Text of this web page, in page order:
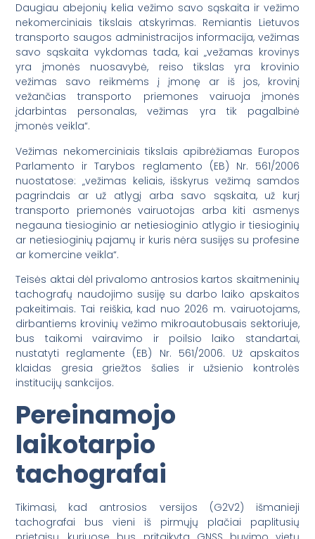
Daugiau abejonių kelia vežimo savo sąskaita ir vežimo
nekomerciniais tikslais atskyrimas. Remiantis Lietuvos
transporto saugos administracijos informacija, vežimas
savo sąskaita vykdomas tada, kai „vežamas krovinys
yra įmonės nuosavybė, reiso tikslas yra krovinio
vežimas savo reikmėms į įmonę ar iš jos, krovinį
vežančias transporto priemones vairuoja įmonės
įdarbintas personalas, vežimas yra tik pagalbinė
įmonės veikla“.
Vežimas nekomerciniais tikslais apibrėžiamas Europos
Parlamento ir Tarybos reglamento (EB) Nr. 561/2006
nuostatose: „vežimas keliais, išskyrus vežimą samdos
pagrindais ar už atlygį arba savo sąskaita, už kurį
transporto priemonės vairuotojas arba kiti asmenys
negauna tiesioginio ar netiesioginio atlygio ir tiesioginių
ar netiesioginių pajamų ir kuris nėra susijęs su profesine
ar komercine veikla“.
Teisės aktai dėl privalomo antrosios kartos skaitmeninių
tachografų naudojimo susiję su darbo laiko apskaitos
pakeitimais. Tai reiškia, kad nuo 2026 m. vairuotojams,
dirbantiems krovinių vežimo mikroautobusais sektoriuje,
bus taikomi vairavimo ir poilsio laiko standartai,
nustatyti reglamente (EB) Nr. 561/2006. Už apskaitos
klaidas gresia griežtos šalies ir užsienio kontrolės
institucijų sankcijos.
Pereinamojo
laikotarpio
tachografai
Tikimasi, kad antrosios versijos (G2V2) išmanieji
tachografai bus vieni iš pirmųjų plačiai paplitusių